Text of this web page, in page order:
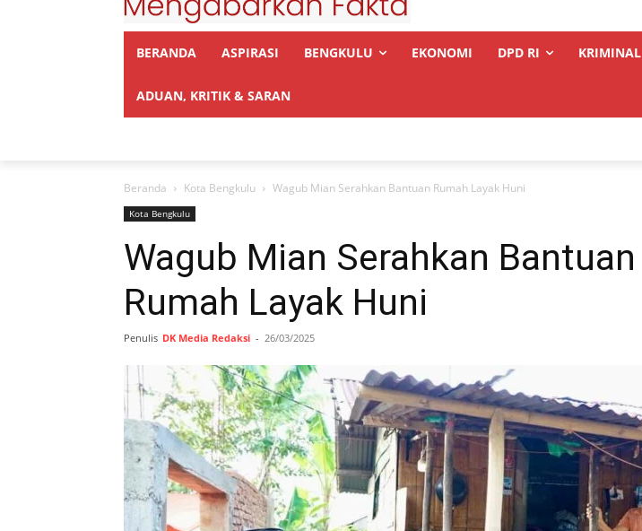
BERANDA ASPIRASI BENGKULU EKONOMI DPD RI KRIMINAL
ADUAN, KRITIK & SARAN
Beranda Kota Bengkulu Wagub Mian Serahkan Bantuan Rumah Layak Huni
Kota Bengkulu
Wagub Mian Serahkan Bantuan
Rumah Layak Huni
Penulis DK Media Redaksi - 26/03/2025